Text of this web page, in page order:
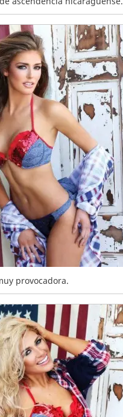
provocadora.